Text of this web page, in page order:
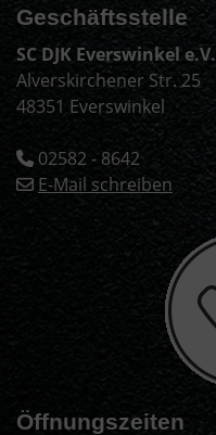
Geschäftsstelle
SC DJK Everswinkel e.V.
Alverskirchener Str. 25
48351 Everswinkel
02582 - 8642
E-Mail schreiben
Öffnungszeiten